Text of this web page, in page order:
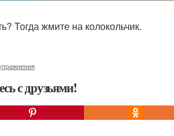
Тогда жмите на колокольчик.
с друзьями!